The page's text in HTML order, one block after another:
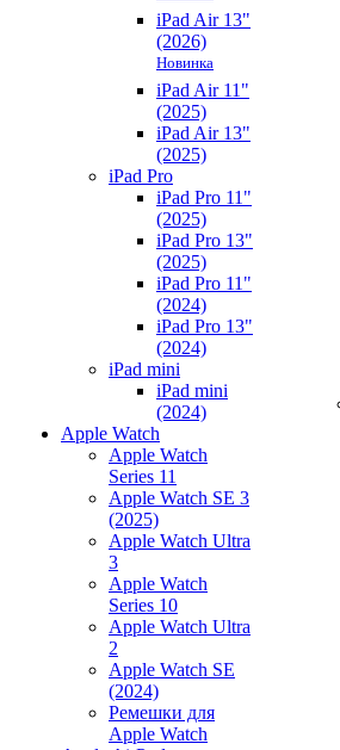
iPad Air 13"
(2026)
Новинка
iPad Air 11"
(2025)
iPad Air 13"
(2025)
iPad Pro
iPad Pro 11"
(2025)
iPad Pro 13"
(2025)
iPad Pro 11"
(2024)
iPad Pro 13"
(2024)
iPad mini
iPad mini
(2024)
Apple Watch
Apple Watch
Series 11
Apple Watch SE 3
(2025)
Apple Watch Ultra
3
Apple Watch
Series 10
Apple Watch Ultra
2
Apple Watch SE
(2024)
Ремешки для
Apple Watch